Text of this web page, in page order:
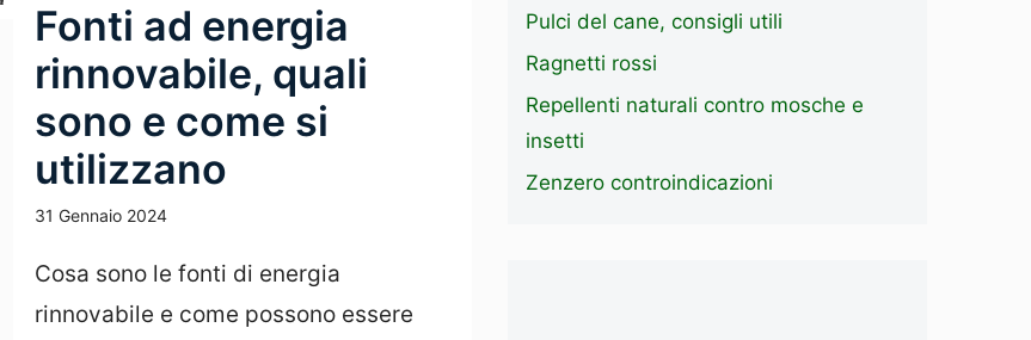
Fonti ad energia
rinnovabile, quali
sono e come si
utilizzano
31 Gennaio 2024
Cosa sono le fonti di energia
rinnovabile e come possono essere
Pulci del cane, consigli utili
Ragnetti rossi
Repellenti naturali contro mosche e
insetti
Zenzero controindicazioni